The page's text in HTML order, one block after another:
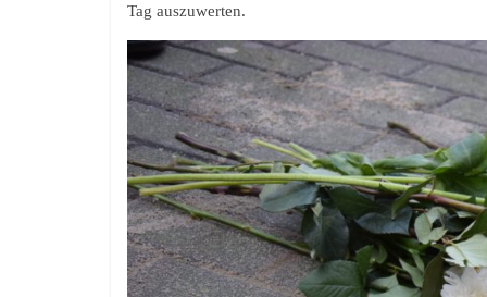
Tag auszuwerten.